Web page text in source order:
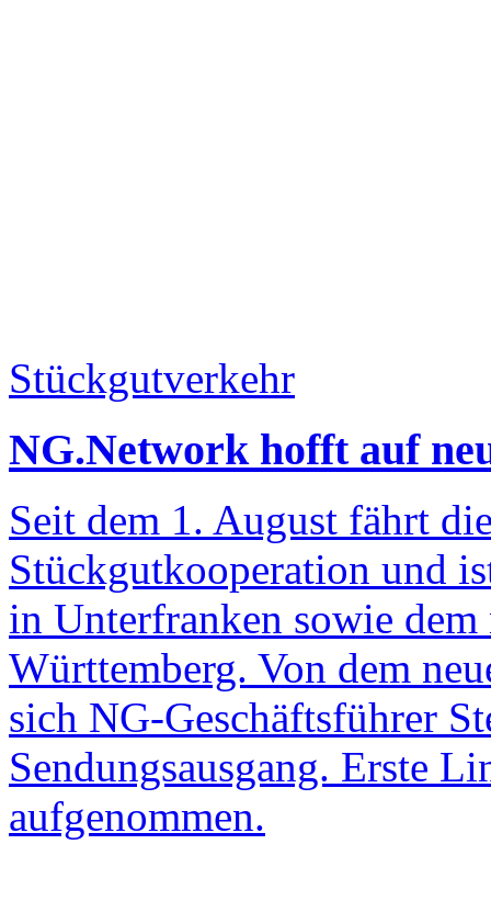
Stückgutverkehr
NG.Network hofft auf
Seit dem 1. August fährt
Stückgutkooperation und
in Unterfranken sowie
Württemberg. Von dem
sich NG-Geschäftsführer
Sendungsausgang. Erste
aufgenommen.